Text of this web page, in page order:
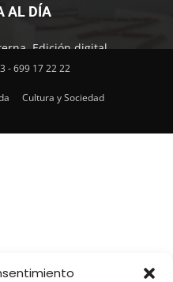
AL DÍA
Edición digital.
habitual nuestra edición
- 699 17 22 22
Cultura y Sociedad